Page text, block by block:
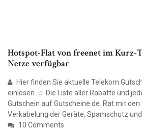
Hotspot-Flat von freenet im Kurz-
Netze verfügbar
Hier finden Sie aktuelle Telekom
einlösen. ☆ Die Liste aller Rabatte und
Gutschein auf Gutscheine.de. Rat mit
Verkabelung der Geräte, Spamschutz
10 Comments